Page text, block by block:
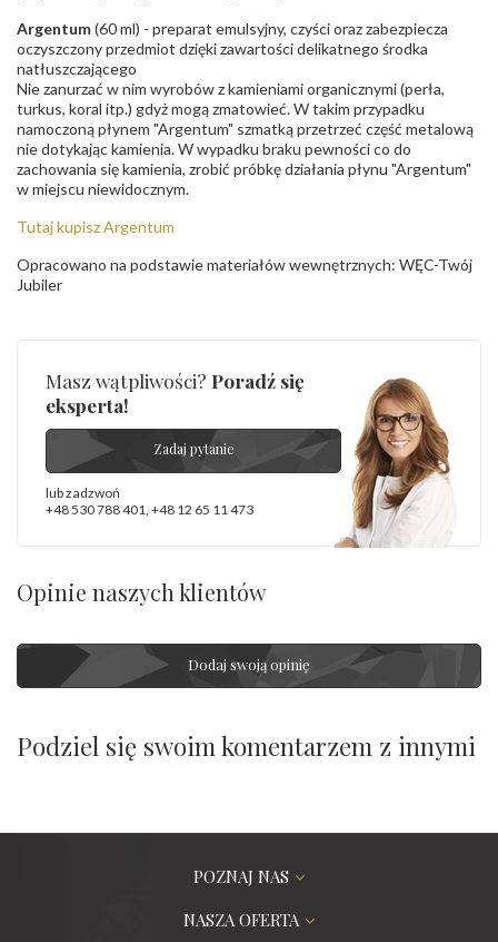
Argentum(60 ml) - preparat emulsyjny, czyści oraz zabezpiecza
oczyszczony przedmiot dzięki zawartości delikatnego środka
natłuszczającego
Nie zanurzać w nim wyrobów z kamieniami organicznymi (perła,
turkus, koral itp.) gdyż mogą zmatowieć. W takim przypadku
namoczoną płynem "Argentum" szmatką przetrzeć część metalową
nie dotykając kamienia. W wypadku braku pewności co do
zachowania się kamienia, zrobić próbkę działania płynu "Argentum"
w miejscu niewidocznym.
Tutaj kupisz Argentum
Opracowano na podstawie materiałów wewnętrznych: WĘC-Twój
Jubiler
Masz wątpliwości? Poradź się
eksperta!
Zadaj pytanie
lub zadzwoń
+48 530 788 401 +48 12 65 11 473
Opinie naszych klientów
Dodaj swoją opinię
Podziel się swoim komentarzem z innymi
POZNAJ NAS
NASZA OFERTA